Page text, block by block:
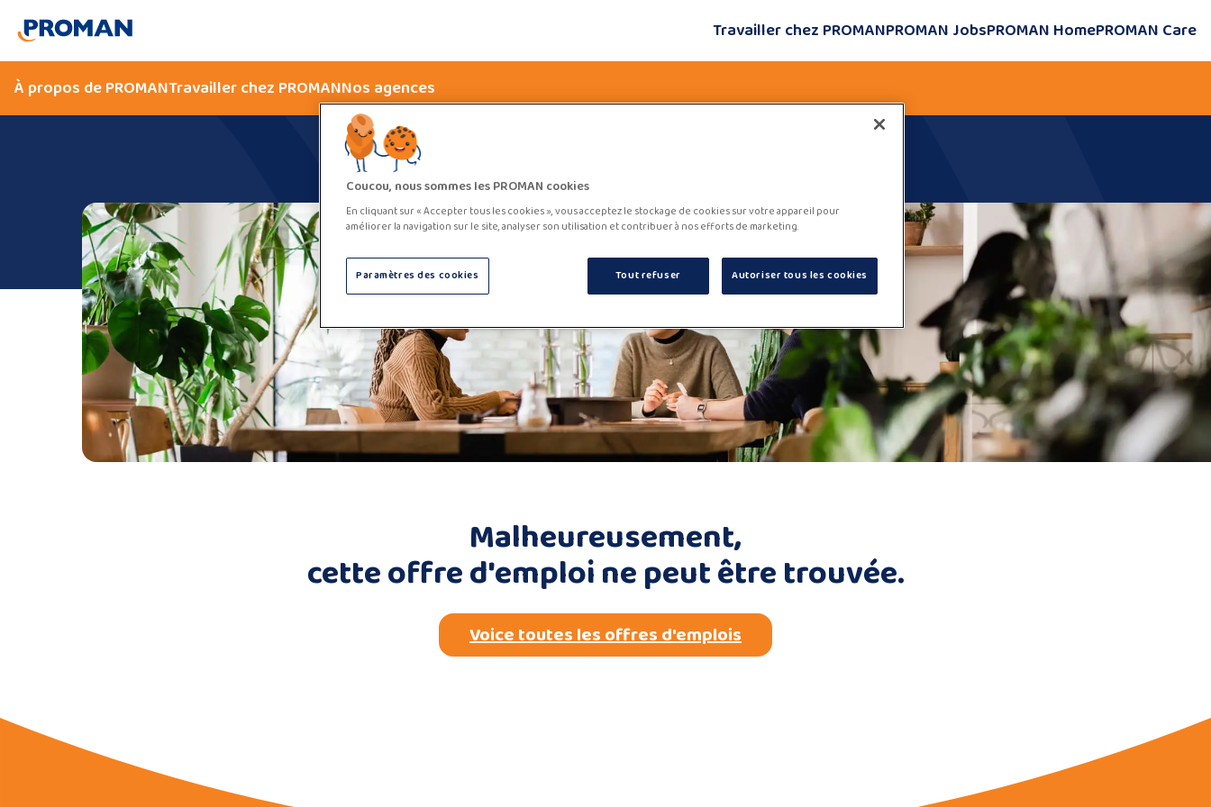
Travailler chez PROMANPROMAN JobsPROMAN HomePROMAN Care
À propos de PROMANTravailler chez PROMANNos agences
Malheureusement,
cette offre d'emploi ne peut être trouvée.
Voice toutes les offres d'emplois
Coucou, nous sommes les PROMAN cookies
En cliquant sur « Accepter tous les cookies », vous acceptez le stockage de cookies sur votre appareil pour
améliorer la navigation sur le site, analyser son utilisation et contribuer à nos efforts de marketing.
Paramètres des cookies Tout refuser Autoriser tous les cookies